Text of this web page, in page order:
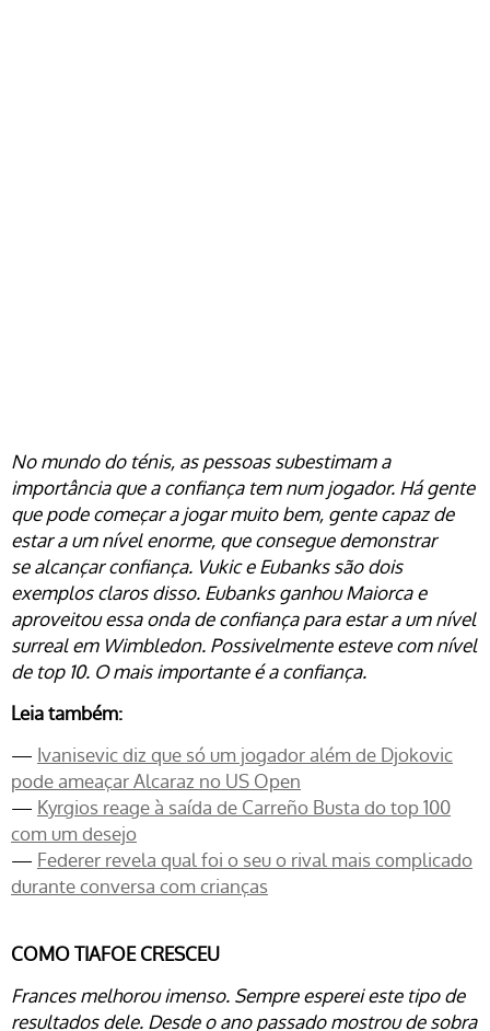
No mundo do ténis, as pessoas subestimam a
importância que a confiança tem num jogador. Há gente
que pode começar a jogar muito bem, gente capaz de
estar a um nível enorme, que consegue demonstrar
se alcançar confiança. Vukic e Eubanks são dois
exemplos claros disso. Eubanks ganhou Maiorca e
aproveitou essa onda de confiança para estar a um nível
surreal em Wimbledon. Possivelmente esteve com nível
de top 10. O mais importante é a confiança.
Leia também:
— Ivanisevic diz que só um jogador além de Djokovic
pode ameaçar Alcaraz no US Open
— Kyrgios reage à saída de Carreño Busta do top 100
com um desejo
— Federer revela qual foi o seu o rival mais complicado
durante conversa com crianças
COMO TIAFOE CRESCEU
Frances melhorou imenso. Sempre esperei este tipo de
resultados dele. Desde o ano passado mostrou de sobra